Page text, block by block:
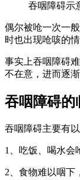
吞咽障碍示
偶尔被呛一次一
时也出现呛咳的
事实上吞咽障碍
不在意，进而逐
吞咽障碍的
吞咽障碍主要有
1、吃饭、喝水会
2、食物难以咽下